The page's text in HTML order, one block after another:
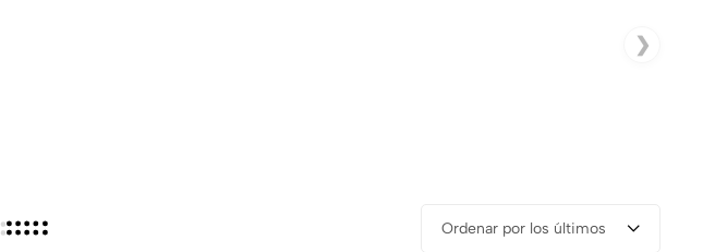
❯
Ordenar por los últimos